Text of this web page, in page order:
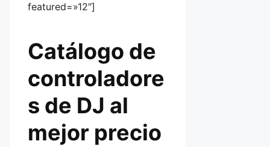
featured=»12″]
Catálogo de
controladore
s de DJ al
mejor precio